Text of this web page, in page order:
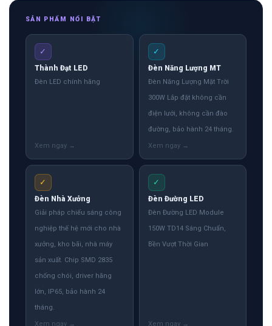
SẢN PHẨM NỔI BẬT
✓
Thành Đạt LED
Đèn LED chính hãng
✓
Đèn Năng Lượng MT
Đèn Năng Lượng Mặt Trời
300W Lắp đặt không cần
điện lưới, không cần đào
đường, bảo hành 24 tháng.
✓
Đèn Nhà Xưởng
Giải pháp chiếu sáng công
nghiệp thế hệ mới cho nhà
xưởng, kho bãi, nhà máy
sản xuất. Chip SMD 2835
chống chói, driver hãng
lớn, IP65, bảo hành 24
tháng.
✓
Đèn Đường LED
Đèn Đường LED Module
150W TD14 Sáng Chuẩn,
Bền Vượt Thời Gian